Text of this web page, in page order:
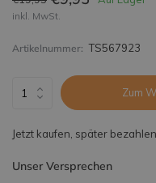
inkl. MwSt.
Artikelnummer: TS567923
Zum
Jetzt kaufen, später bezahlen
Unser Versprechen